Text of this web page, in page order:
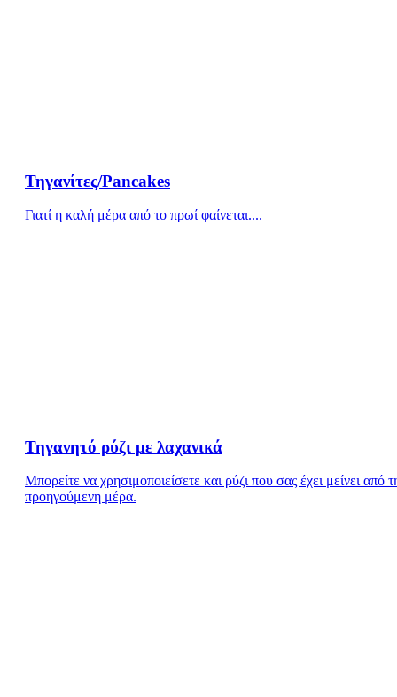
Τηγανίτες/Pancakes
Γιατί η καλή μέρα από το πρωί φαίνεται....
Τηγανητό ρύζι με λαχανικά
Μπορείτε να χρησιμοποιείσετε και ρύζι που σας έχει μείνει από
προηγούμενη μέρα.